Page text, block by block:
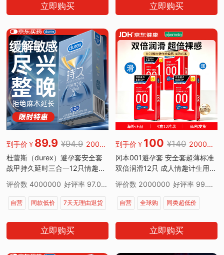
立即购买 立即购买
到手价￥ 89.9 ¥94.9
200000好评
杜蕾斯（durex）避孕套安全套
战甲持久延时三合一12只情趣用
评价数 4000000 好评率 97.00%
自营 同款低价 7天无理由退货
立即购买
到手价￥ 100 ¥140
200000好评
冈本001避孕套 安全套超薄标准
双倍润滑12只 成人情趣计生用品
评价数 2000000 好评率 99.00%
自营 全球购 同类超低价
超万人正在疯抢立即购买